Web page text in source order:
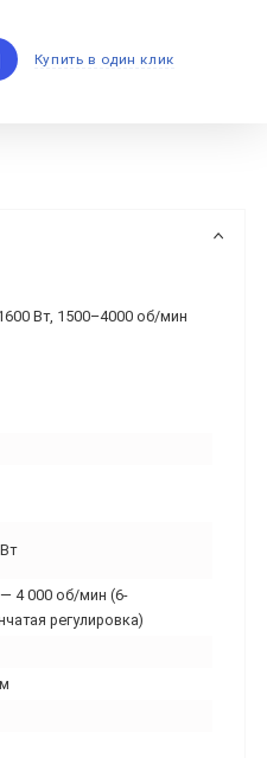
Купить в один клик
Вт, 1500–4000 об/мин
4 000 об/мин (6-
регулировка)